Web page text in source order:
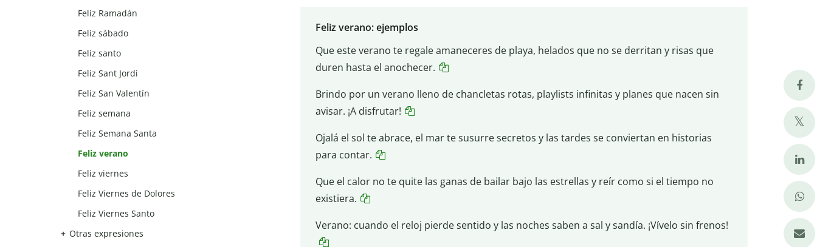
Feliz verano: ejemplos
Que este verano te regale amaneceres de playa, helados que no se derritan y risas que
duren hasta el anochecer.
Brindo por un verano lleno de chancletas rotas, playlists infinitas y planes que nacen sin
avisar. ¡A disfrutar!
Ojalá el sol te abrace, el mar te susurre secretos y las tardes se conviertan en historias
para contar.
Que el calor no te quite las ganas de bailar bajo las estrellas y reír como si el tiempo no
existiera.
Verano: cuando el reloj pierde sentido y las noches saben a sal y sandía. ¡Vívelo sin frenos!
Feliz Ramadán
Feliz sábado
Feliz santo
Feliz Sant Jordi
Feliz San Valentín
Feliz semana
Feliz Semana Santa
Feliz verano
Feliz viernes
Feliz Viernes de Dolores
Feliz Viernes Santo
Otras expresiones